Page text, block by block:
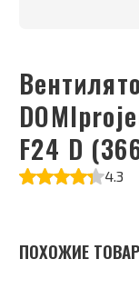
Вентилятор лев. Ferroli
F24 D
4.3
ПОХОЖИЕ